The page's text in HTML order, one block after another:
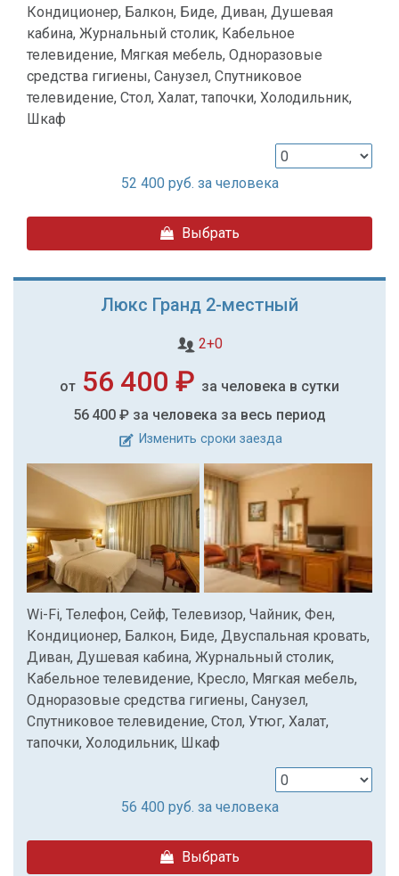
Кондиционер, Балкон, Биде, Диван, Душевая
кабина, Журнальный столик, Кабельное
телевидение, Мягкая мебель, Одноразовые
средства гигиены, Санузел, Спутниковое
телевидение, Стол, Халат, тапочки, Холодильник,
Шкаф
52 400 руб. за человека
Выбрать
Люкс Гранд 2-местный
2+0
от 56 400 ₽ за человека в сутки
56 400 ₽ за человека за весь период
Изменить сроки заезда
Wi-Fi, Телефон, Сейф, Телевизор, Чайник, Фен,
Кондиционер, Балкон, Биде, Двуспальная кровать,
Диван, Душевая кабина, Журнальный столик,
Кабельное телевидение, Кресло, Мягкая мебель,
Одноразовые средства гигиены, Санузел,
Спутниковое телевидение, Стол, Утюг, Халат,
тапочки, Холодильник, Шкаф
56 400 руб. за человека
Выбрать